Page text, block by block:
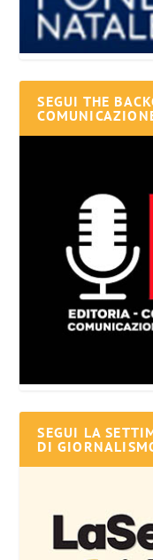
SEGUI THE
SEGUI LA
DI